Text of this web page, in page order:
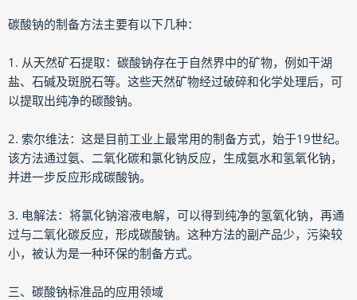
碳酸钠的制备方法主要有以下几种：
1. 从天然矿石提取：碳酸钠存在于自然界中的矿物，例如干湖
盐、石碱及斑脱石等。这些天然矿物经过破碎和化学处理后，可
以提取出纯净的碳酸钠。
2. 索尔维法：这是目前工业上最常用的制备方式，始于19世纪。
该方法通过氨、二氧化碳和氯化钠反应，生成氨水和氢氧化钠，
并进一步反应形成碳酸钠。
3. 电解法：将氯化钠溶液电解，可以得到纯净的氢氧化钠，再通
过与二氧化碳反应，形成碳酸钠。这种方法的副产品少，污染较
小，被认为是一种环保的制备方式。
三、碳酸钠标准品的应用领域